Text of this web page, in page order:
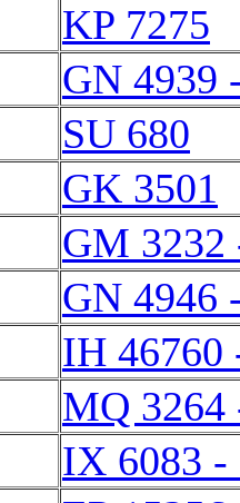
KP 7275
GN 4939
SU 680
GK 3501
GM 3232
GN 4946
IH 46760
MQ 3264
IX 6083 -